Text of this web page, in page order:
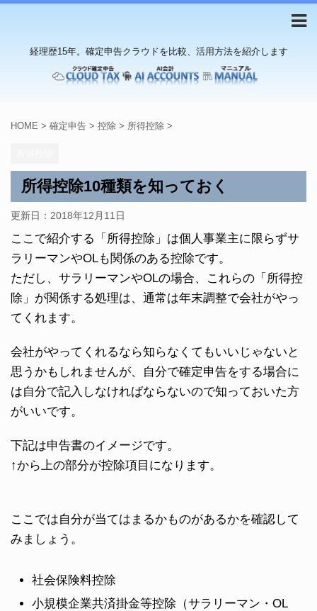
経理歴15年。確定申告クラウドを比較、活用方法を紹介します
HOME > 確定申告 > 控除 > 所得控除 >
所得控除10種類を知っておく
更新日： 2018年12月11日
ここで紹介する「所得控除」は個人事業主に限らずサ
ラリーマンやOLも関係のある控除です。
ただし、サラリーマンやOLの場合、これらの「所得控
除」が関係する処理は、通常は年末調整で会社がやっ
てくれます。
会社がやってくれるなら知らなくてもいいじゃないと
思うかもしれませんが、自分で確定申告をする場合に
は自分で記入しなければならないので知っておいた方
がいいです。
下記は申告書のイメージです。
↑から上の部分が控除項目になります。
ここでは自分が当てはまるかものがあるかを確認して
みましょう。
社会保険料控除
小規模企業共済掛金等控除（サラリーマン・OL